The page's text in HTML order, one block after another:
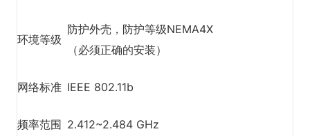
环境等级
防护外壳，防护等级NEMA4X
（必须正确的安装）
网络标准 IEEE 802.11b
频率范围 2.412~2.484 GHz